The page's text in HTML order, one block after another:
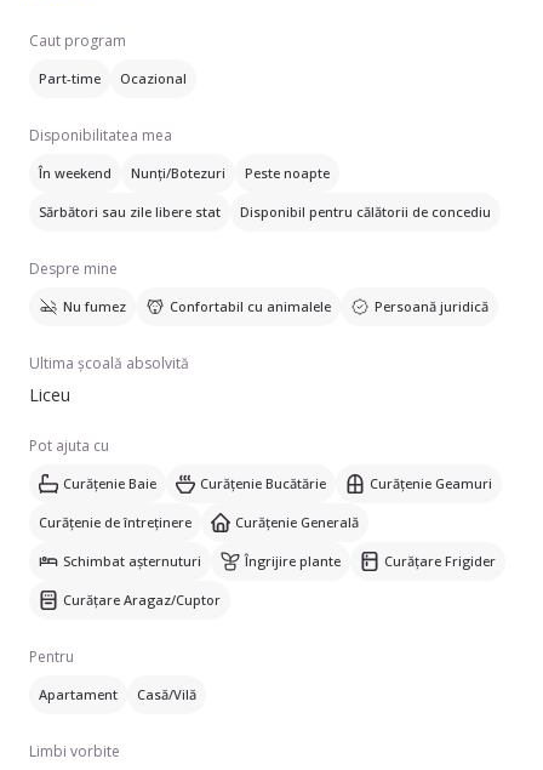
efectua servicii de curățenie în apartamente și case/vile,
inclusiv curățenie baie, curățenie bucătărie, curățenie
geamuri, curățenie de întreținere și curățenie generală.
Nu am experiență anterioară în acest domeniu, dar sunt
dornică să ajut și să învăț.
Caut program
Part-time Ocazional
Disponibilitatea mea
În weekend Nunți/Botezuri Peste noapte
Sărbători sau zile libere stat Disponibil pentru călătorii de concediu
Despre mine
Nu fumez Confortabil cu animalele Persoană juridică
Ultima școală absolvită
Liceu
Pot ajuta cu
Curățenie Baie Curățenie Bucătărie Curățenie Geamuri
Curățenie de întreținere Curățenie Generală
Schimbat așternuturi Îngrijire plante Curățare Frigider
Curățare Aragaz/Cuptor
Pentru
Apartament Casă/Vilă
Limbi vorbite